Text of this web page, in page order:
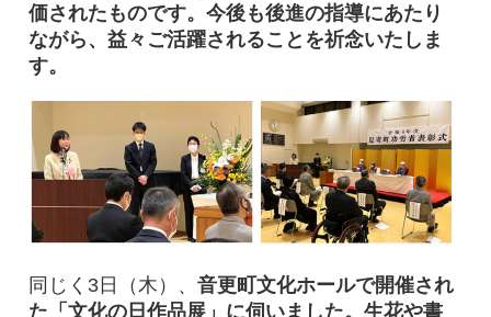
価されたものです。今後も後進の指導にあたり
ながら、益々ご活躍されることを祈念いたしま
す。
同じく3日（木）、 音更町文化ホールで開催され
た「文化の日作品展」に伺いました。生花や書